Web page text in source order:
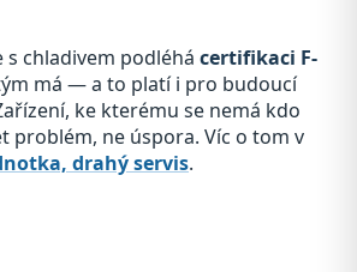
s chladivem podléhá certifikaci F-
má — a to platí i pro budoucí
ke kterému se nemá kdo
problém, ne úspora. Víc o tom v
drahý servis.